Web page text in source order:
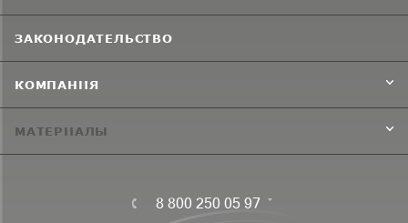
ЗАКОНОДАТЕЛЬСТВО
КОМПАНИЯ
МАТЕРИАЛЫ
8 800 250 05 97